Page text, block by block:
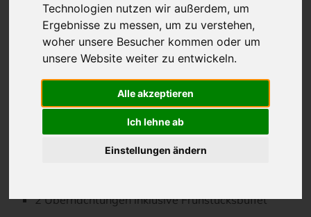
Technologien nutzen wir außerdem, um
Ergebnisse zu messen, um zu verstehen,
woher unsere Besucher kommen oder um
unsere Website weiter zu entwickeln.
Alle akzeptieren
Ich lehne ab
Einstellungen ändern
ABENDESSEN
Gut ins neue Jahr
Buchbar in den
INSELHOF VINETA
VINETA STRANDHOTELS
2 Übernachtungen inklusive Frühstücksbuffet